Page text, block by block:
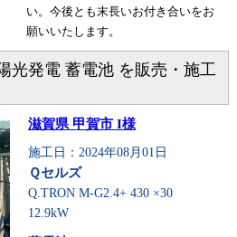
い。今後とも末長いお付き合いをお
願いいたします。
光発電 蓄電池 を販売・施工
滋賀県 甲賀市 I様
施工日：2024年08月01日
Ｑセルズ
Q.TRON M-G2.4+ 430 ×30
12.9kW